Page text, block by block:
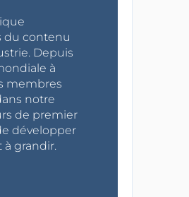
du contenu
Depuis
à
membres
notre
de premier
développer
à grandir.